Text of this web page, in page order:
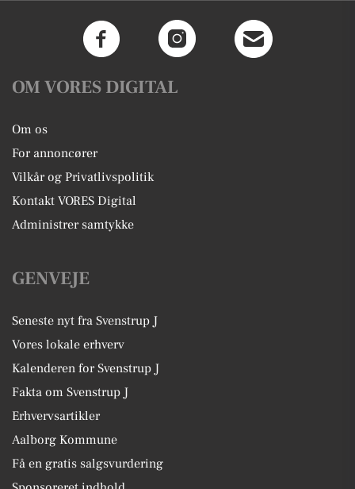
OM VORES DIGITAL
Om os
For annoncører
Vilkår og Privatlivspolitik
Kontakt VORES Digital
Administrer samtykke
GENVEJE
Seneste nyt fra Svenstrup J
Vores lokale erhverv
Kalenderen for Svenstrup J
Fakta om Svenstrup J
Erhvervsartikler
Aalborg Kommune
Få en gratis salgsvurdering